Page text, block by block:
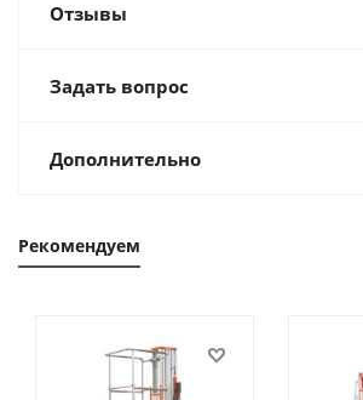
Отзывы
Задать вопрос
Дополнительно
Рекомендуем